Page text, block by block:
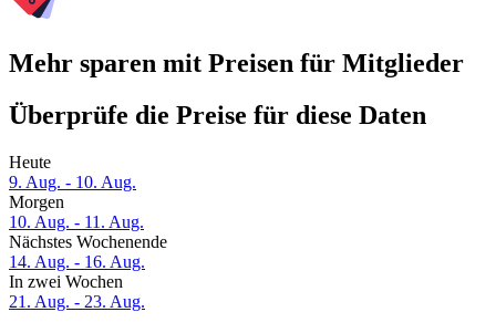
Mehr sparen mit Preisen für Mitglieder
Überprüfe die Preise für diese Daten
Heute
9. Aug. - 10. Aug.
Morgen
10. Aug. - 11. Aug.
Nächstes Wochenende
14. Aug. - 16. Aug.
In zwei Wochen
21. Aug. - 23. Aug.